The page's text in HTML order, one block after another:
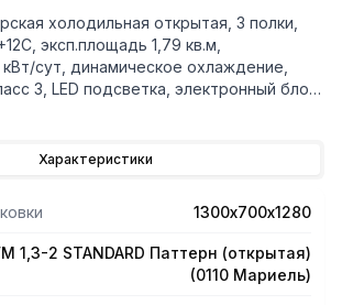
холодильная открытая, 3 полки,
эксп.площадь 1,79 кв.м,
сут, динамическое охлаждение,
3, LED подсветка, электронный блок
Характеристики
1300х700х1280
1,3-2 STANDARD Паттерн (открытая)
(0110 Мариель)